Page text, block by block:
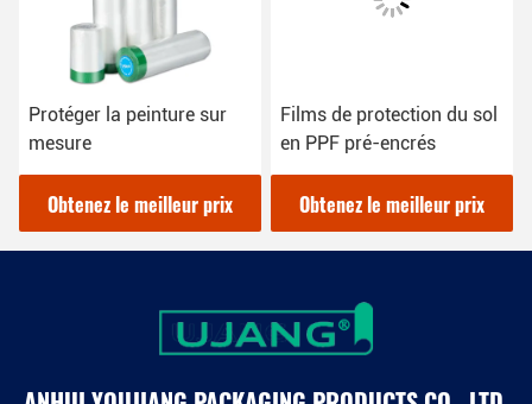
Protéger la peinture sur
mesure
Obtenez le meilleur prix
Films de protection du sol
en PPF pré-encrés
Obtenez le meilleur prix